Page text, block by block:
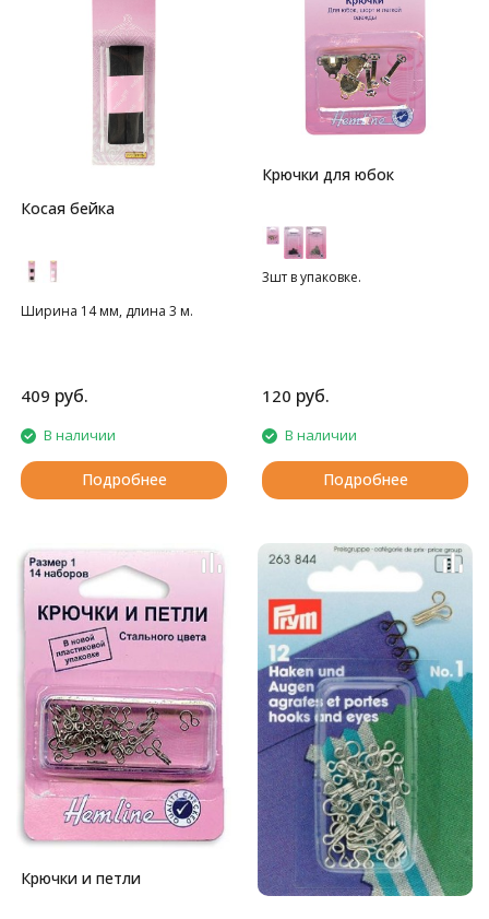
Косая бейка
Ширина 14 мм, длина 3 м.
409 руб.
В наличии
Подробнее
Крючки для юбок
3шт в упаковке.
120 руб.
В наличии
Подробнее
Крючки и петли